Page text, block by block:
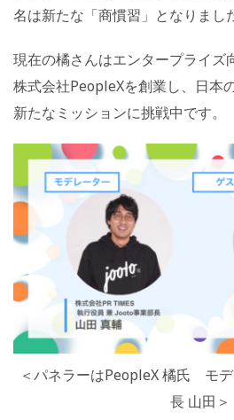
名は新たな「商慣習」となりまし
現在の橘さんはエンタープライズ
株式会社PeopleXを創業し、日本
新たなミッションに挑戦中です。
＜パネラーはPeopleX 橘氏 モ
長 山田＞